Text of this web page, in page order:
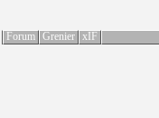
Forum Grenier xIF